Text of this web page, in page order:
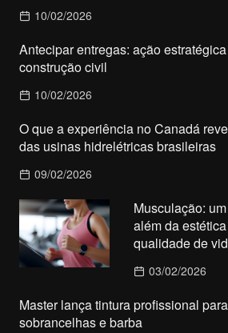
10/02/2026
Antecipar entregas: ação
construção civil
10/02/2026
O que a experiência no Canadá
das usinas hidrelétricas brasileiras
09/02/2026
Musculação:
além da
qualidade de
03/02/2026
Master lança tintura profissional
sobrancelhas e barba